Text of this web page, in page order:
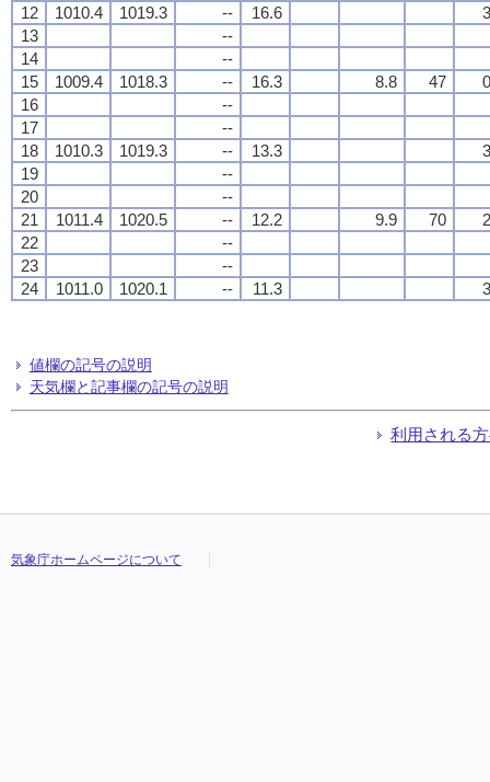
12
1010.4 1019.3 -- 16.6
13
--
14
--
15
1009.4 1018.3 -- 16.3 8.8 47
16
--
17
--
18
1010.3 1019.3 -- 13.3
19
--
20
--
21
1011.4 1020.5 -- 12.2 9.9 70
22
--
23
--
24
1011.0 1020.1 -- 11.3
値欄の記号の説明
天気欄と記事欄の記号の説明
利用される
気象庁ホームページについて